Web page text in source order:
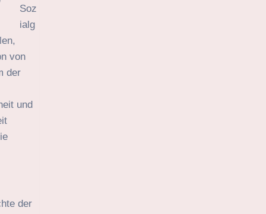
Soz
ialg
von
der
und
der